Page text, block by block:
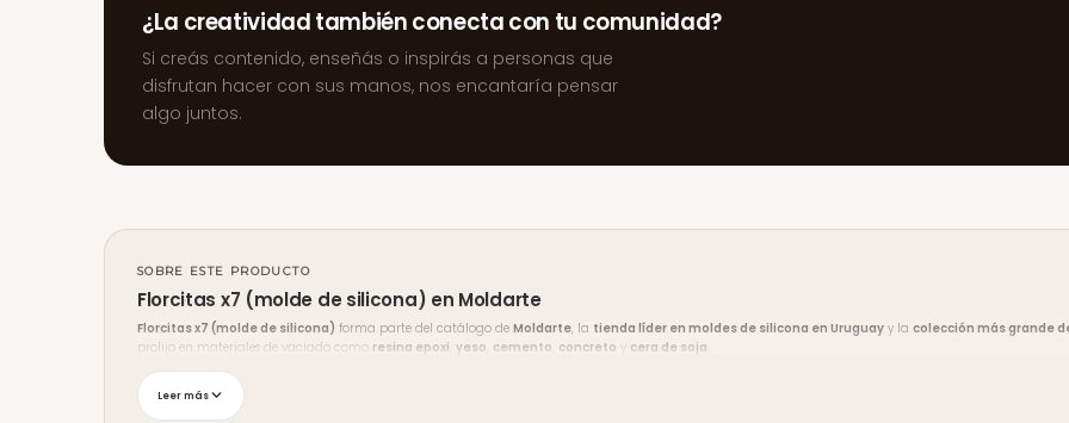
¿La creatividad también conecta con tu comunidad?
Si creás contenido, enseñás o inspirás a personas que
disfrutan hacer con sus manos, nos encantaría pensar
algo juntos.
SOBRE ESTE PRODUCTO
Florcitas x7 (molde de silicona) en Moldarte
Florcitas x7 (molde de silicona) forma parte del catálogo de Moldarte, la tienda líder en moldes de silicona en Uruguayy la colección más grande
prolijo en materiales de vaciado como resina epoxi yeso cemento concreto y cera de soja
Leer más